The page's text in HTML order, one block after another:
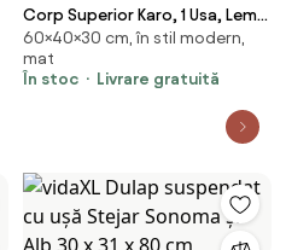
Corp Superior Karo, 1 Usa, Lemn
Natural/Alb, 40 x 30 x 60 cm
60×40×30 cm, în stil modern,
mat
În stoc
Livrare gratuită